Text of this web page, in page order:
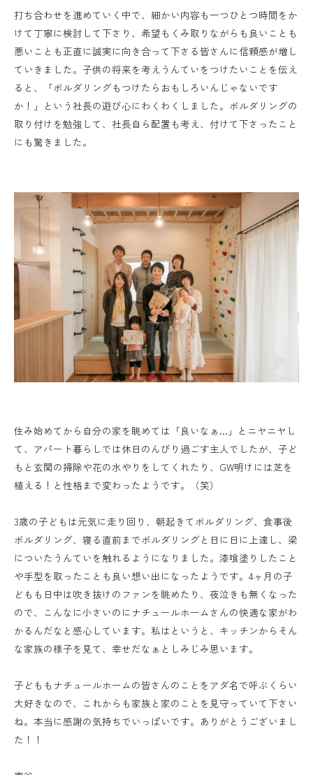
打ち合わせを進めていく中で、細かい内容も一つひとつ時間をか
けて丁寧に検討して下さり、希望もくみ取りながらも良いことも
悪いことも正直に誠実に向き合って下さる皆さんに信頼感が増し
ていきました。子供の将来を考えうんていをつけたいことを伝え
ると、「ボルダリングもつけたらおもしろいんじゃないです
か！」という社長の遊び心にわくわくしました。ボルダリングの
取り付けを勉強して、社長自ら配置も考え、付けて下さったこと
にも驚きました。
住み始めてから自分の家を眺めては「良いなぁ…」とニヤニヤし
て、アパート暮らしでは休日のんびり過ごす主人でしたが、子ど
もと玄関の掃除や花の水やりをしてくれたり、GW明けには芝を
植える！と性格まで変わったようです。（笑）
3歳の子どもは元気に走り回り、朝起きてボルダリング、食事後
ボルダリング、寝る直前までボルダリングと日に日に上達し、梁
についたうんていを触れるようになりました。漆喰塗りしたこと
や手型を取ったことも良い想い出になったようです。4ヶ月の子
どもも日中は吹き抜けのファンを眺めたり、夜泣きも無くなった
ので、こんなに小さいのにナチュールホームさんの快適な家がわ
かるんだなと感心しています。私はというと、キッチンからそん
な家族の様子を見て、幸せだなぁとしみじみ思います。
子どももナチュールホームの皆さんのことをアダ名で呼ぶくらい
大好きなので、これからも家族と家のことを見守っていて下さい
ね。本当に感謝の気持ちでいっぱいです。ありがとうございまし
た！！